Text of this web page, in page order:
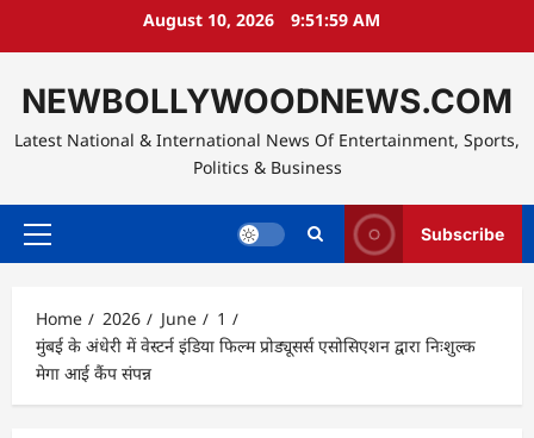
August 10, 2026 9:52:00 AM
NEWBOLLYWOODNEWS.COM
Latest National & International News Of Entertainment, Sports,
Politics & Business
Primary
Subscribe
Home 2026 June
1
मुंबई के अंधेरी में वेस्टर्न इंडिया फिल्म प्रोड्यूसर्स एसोसिएशन द्वारा निःशुल्क
मेगा आई कैंप संपन्न